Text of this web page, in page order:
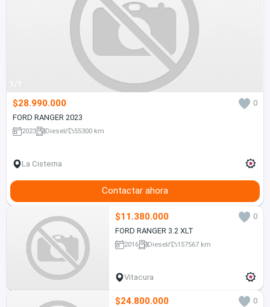
1/1
$28.990.000
0
FORD RANGER 2023
2023 Diesel 55300 km
La Cisterna
Contactar ahora
$11.380.000
0
FORD RANGER 3.2 XLT
2016 Diesel 157567 km
Vitacura
$24.800.000
0